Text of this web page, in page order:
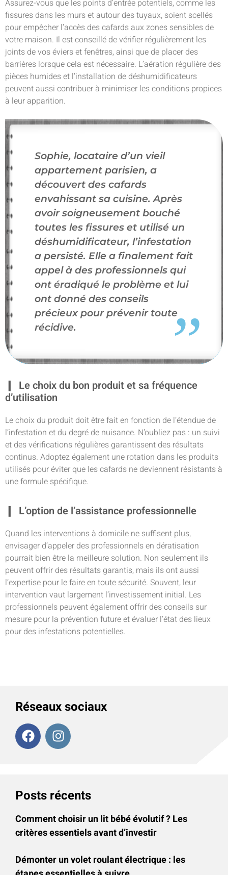
Assurez-vous que les points d’entrée potentiels, comme les
fissures dans les murs et autour des tuyaux, soient scellés
pour empêcher l’accès des cafards aux zones sensibles de
votre maison. Il est conseillé de vérifier régulièrement les
joints de vos éviers et fenêtres, ainsi que de placer des
barrières lorsque cela est nécessaire. L’aération régulière des
pièces humides et l’installation de déshumidificateurs
peuvent aussi contribuer à minimiser les conditions propices
à leur apparition.
Sophie, locataire d’un vieil
appartement parisien, a
découvert des cafards
envahissant sa cuisine. Après
avoir soigneusement bouché
toutes les fissures et utilisé un
déshumidificateur, l’infestation
a persisté. Elle a finalement fait
appel à des professionnels qui
ont éradiqué le problème et lui
ont donné des conseils
précieux pour prévenir toute
récidive.
Le choix du bon produit et sa fréquence
d’utilisation
Le choix du produit doit être fait en fonction de l’étendue de
l’infestation et du degré de nuisance. N’oubliez pas : un suivi
et des vérifications régulières garantissent des résultats
continus. Adoptez également une rotation dans les produits
utilisés pour éviter que les cafards ne deviennent résistants à
une formule spécifique.
L’option de l’assistance professionnelle
Quand les interventions à domicile ne suffisent plus,
envisager d’appeler des professionnels en dératisation
pourrait bien être la meilleure solution. Non seulement ils
peuvent offrir des résultats garantis, mais ils ont aussi
l’expertise pour le faire en toute sécurité. Souvent, leur
intervention vaut largement l’investissement initial. Les
professionnels peuvent également offrir des conseils sur
mesure pour la prévention future et évaluer l’état des lieux
pour des infestations potentielles.
Réseaux sociaux
Posts récents
Comment choisir un lit bébé évolutif ? Les
critères essentiels avant d’investir
Démonter un volet roulant électrique : les